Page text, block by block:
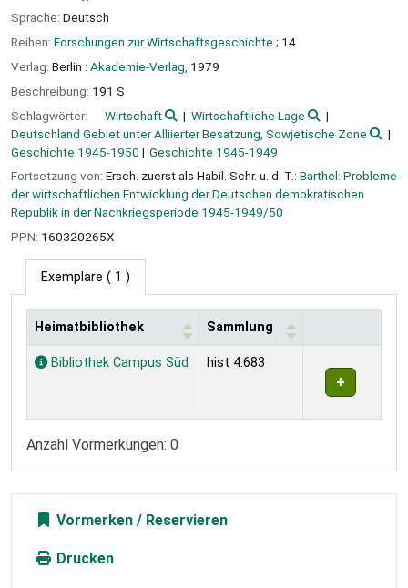
Sprache: Deutsch
Reihen: Forschungen zur Wirtschaftsgeschichte ; 14
Verlag: Berlin : Akademie-Verlag, 1979
Beschreibung: 191 S
Schlagwörter:
Wirtschaft
Wirtschaftliche Lage
Deutschland Gebiet unter Alliierter Besatzung, Sowjetische Zone
Geschichte 1945-1950
Geschichte 1945-1949
Fortsetzung von: Ersch. zuerst als Habil. Schr. u. d. T.: Barthel: Probleme
der wirtschaftlichen Entwicklung der Deutschen demokratischen
Republik in der Nachkriegsperiode 1945-1949/50
PPN: 160320265X
Exemplare ( 1 )
Exemplare
Heimatbibliothek Sammlung
Bibliothek Campus Süd hist 4.683
Anzahl Vormerkungen: 0
Vormerken
Drucken